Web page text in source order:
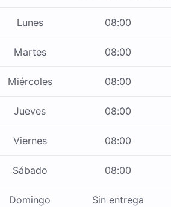
Lunes 08:00
Martes 08:00
Miércoles 08:00
Jueves 08:00
Viernes 08:00
Sábado 08:00
Domingo Sin entrega